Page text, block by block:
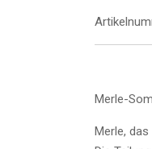
Merle-
Merle,